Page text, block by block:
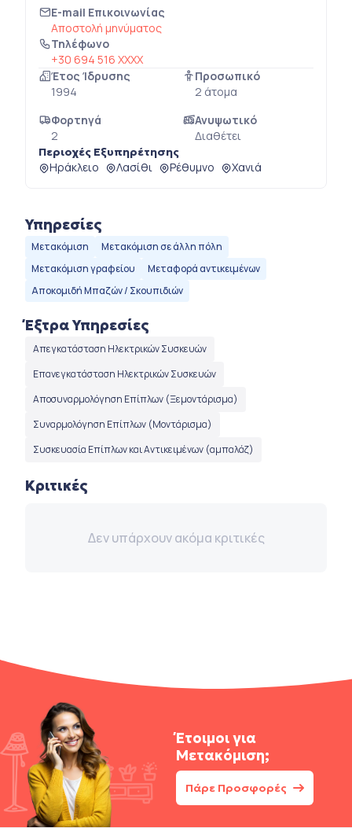
Υπηρεσίες
Μετακόμιση
Μετακόμιση σε άλλη πόλη
Μετακόμιση γραφείου
Μεταφορά αντικειμένων
Αποκομιδή Μπαζών / Σκουπιδιών
Έξτρα Υπηρεσίες
Απεγκατάσταση Ηλεκτρικών Συσκευών
Επανεγκατάσταση Ηλεκτρικών Συσκευών
Αποσυναρμολόγηση Επίπλων (Ξεμοντάρισμα)
Συναρμολόγηση Επίπλων (Μοντάρισμα)
Συσκευασία Επίπλων και Αντικειμένων (αμπαλάζ)
Κριτικές
Δεν υπάρχουν ακόμα κριτικές
E-mail Επικοινωνίας
Αποστολή μηνύματος
Τηλέφωνο
+30 694 516 XXXX
Έτος Ίδρυσης
1994
Προσωπικό
2 άτομα
Φορτηγά
2
Ανυψωτικό
Διαθέτει
Περιοχές Εξυπηρέτησης
Ηράκλειο Λασίθι Ρέθυμνο Χανιά
Έτοιμοι για
Μετακόμιση;
Πάρε Προσφορές